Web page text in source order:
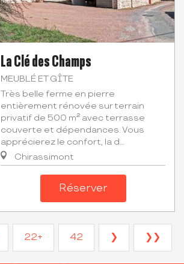
La Clé des Champs
MEUBLÉ ET GÎTE
Très belle ferme en pierre
entièrement rénovée sur terrain
privatif de 500 m² avec terrasse
couverte et dépendances. Vous
apprécierez le confort, la d...
Chirassimont
Réserver
22+ 42 ❯ ❯❯